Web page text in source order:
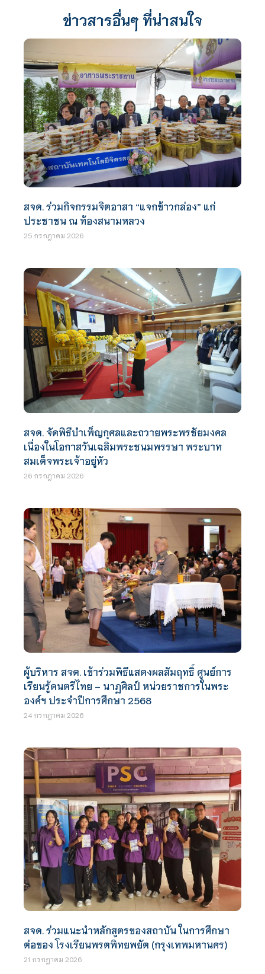
ข่าวสารอื่นๆ ที่น่าสนใจ
สจด. ร่วมกิจกรรมจิตอาสา “แจกข้าวกล่อง” แก่
ประชาชน ณ ท้องสนามหลวง
25 กรกฎาคม 2026
สจด. จัดพิธีบำเพ็ญกุศลและถวายพระพรชัยมงคล
เนื่องในโอกาสวันเฉลิมพระชนมพรรษา พระบาท
สมเด็จพระเจ้าอยู่หัว
26 กรกฎาคม 2026
ผู้บริหาร สจด. เข้าร่วมพิธีแสดงผลสัมฤทธิ์ ศูนย์การ
เรียนรู้ดนตรีไทย – นาฏศิลป์ หน่วยราชการในพระ
องค์ฯ ประจำปีการศึกษา 2568
24 กรกฎาคม 2026
สจด. ร่วมแนะนำหลักสูตรของสถาบัน ในการศึกษา
ต่อของ โรงเรียนพรตพิทยพยัต (กรุงเทพมหานคร)
21 กรกฎาคม 2026